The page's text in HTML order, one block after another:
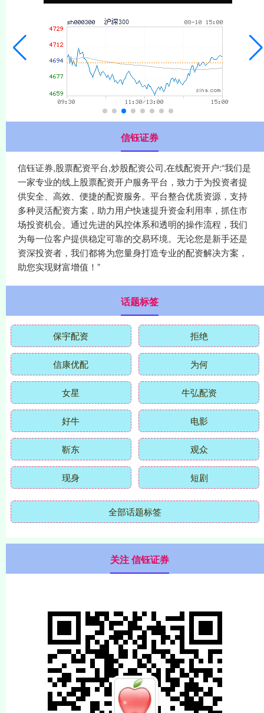
信钰证券
信钰证券,股票配资平台,炒股配资公司,在线配资开户:“我们是
一家专业的线上股票配资开户服务平台，致力于为投资者提
供安全、高效、便捷的配资服务。平台整合优质资源，支持
多种灵活配资方案，助力用户快速提升资金利用率，抓住市
场投资机会。通过先进的风控体系和透明的操作流程，我们
为每一位客户提供稳定可靠的交易环境。无论您是新手还是
资深投资者，我们都将为您量身打造专业的配资解决方案，
助您实现财富增值！”
话题标签
保宇配资 拒绝
信康优配 为何
女星 牛弘配资
好牛 电影
靳东 观众
现身 短剧
全部话题标签
关注 信钰证券